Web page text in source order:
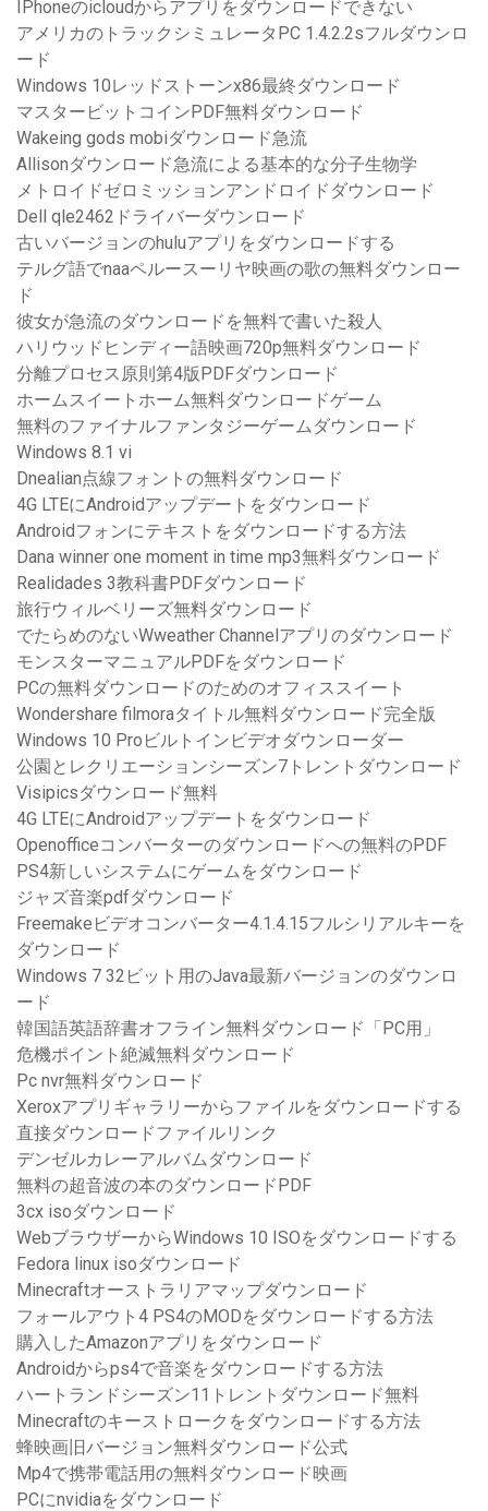
IPhoneのicloudからアプリをダウンロードできない
アメリカのトラックシミュレータPC 1.4.2.2sフルダウンロ
ード
Windows 10レッドストーンx86最終ダウンロード
マスタービットコインPDF無料ダウンロード
Wakeing gods mobiダウンロード急流
Allisonダウンロード急流による基本的な分子生物学
メトロイドゼロミッションアンドロイドダウンロード
Dell qle2462ドライバーダウンロード
古いバージョンのhuluアプリをダウンロードする
テルグ語でnaaペルースーリヤ映画の歌の無料ダウンロー
ド
彼女が急流のダウンロードを無料で書いた殺人
ハリウッドヒンディー語映画720p無料ダウンロード
分離プロセス原則第4版PDFダウンロード
ホームスイートホーム無料ダウンロードゲーム
無料のファイナルファンタジーゲームダウンロード
Windows 8.1 vi
Dnealian点線フォントの無料ダウンロード
4G LTEにAndroidアップデートをダウンロード
Androidフォンにテキストをダウンロードする方法
Dana winner one moment in time mp3無料ダウンロード
Realidades 3教科書PDFダウンロード
旅行ウィルベリーズ無料ダウンロード
でたらめのないWweather Channelアプリのダウンロード
モンスターマニュアルPDFをダウンロード
PCの無料ダウンロードのためのオフィススイート
Wondershare filmoraタイトル無料ダウンロード完全版
Windows 10 Proビルトインビデオダウンローダー
公園とレクリエーションシーズン7トレントダウンロード
Visipicsダウンロード無料
4G LTEにAndroidアップデートをダウンロード
Openofficeコンバーターのダウンロードへの無料のPDF
PS4新しいシステムにゲームをダウンロード
ジャズ音楽pdfダウンロード
Freemakeビデオコンバーター4.1.4.15フルシリアルキーを
ダウンロード
Windows 7 32ビット用のJava最新バージョンのダウンロ
ード
韓国語英語辞書オフライン無料ダウンロード「PC用」
危機ポイント絶滅無料ダウンロード
Pc nvr無料ダウンロード
Xeroxアプリギャラリーからファイルをダウンロードする
直接ダウンロードファイルリンク
デンゼルカレーアルバムダウンロード
無料の超音波の本のダウンロードPDF
3cx isoダウンロード
WebブラウザーからWindows 10 ISOをダウンロードする
Fedora linux isoダウンロード
Minecraftオーストラリアマップダウンロード
フォールアウト4 PS4のMODをダウンロードする方法
購入したAmazonアプリをダウンロード
Androidからps4で音楽をダウンロードする方法
ハートランドシーズン11トレントダウンロード無料
Minecraftのキーストロークをダウンロードする方法
蜂映画旧バージョン無料ダウンロード公式
Mp4で携帯電話用の無料ダウンロード映画
PCにnvidiaをダウンロード